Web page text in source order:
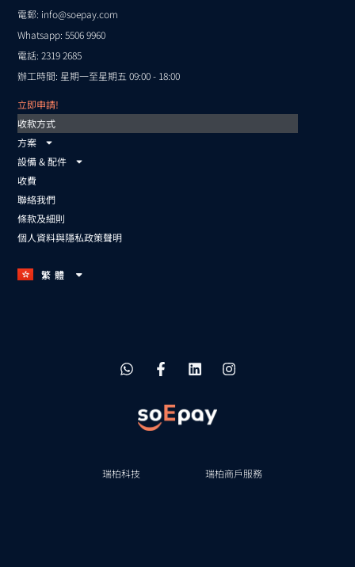
瑞柏科技 瑞柏商戶服務
立即申請!
收款方式
方案
設備 & 配件
收費
聯絡我們
條款及細則
個人資料與隱私政策聲明
繁體
ENG
電郵: info@soepay.com
Whatsapp: 5506 9960
電話: 2319 2685
辦工時間: 星期一至星期五 09:00 - 18:00